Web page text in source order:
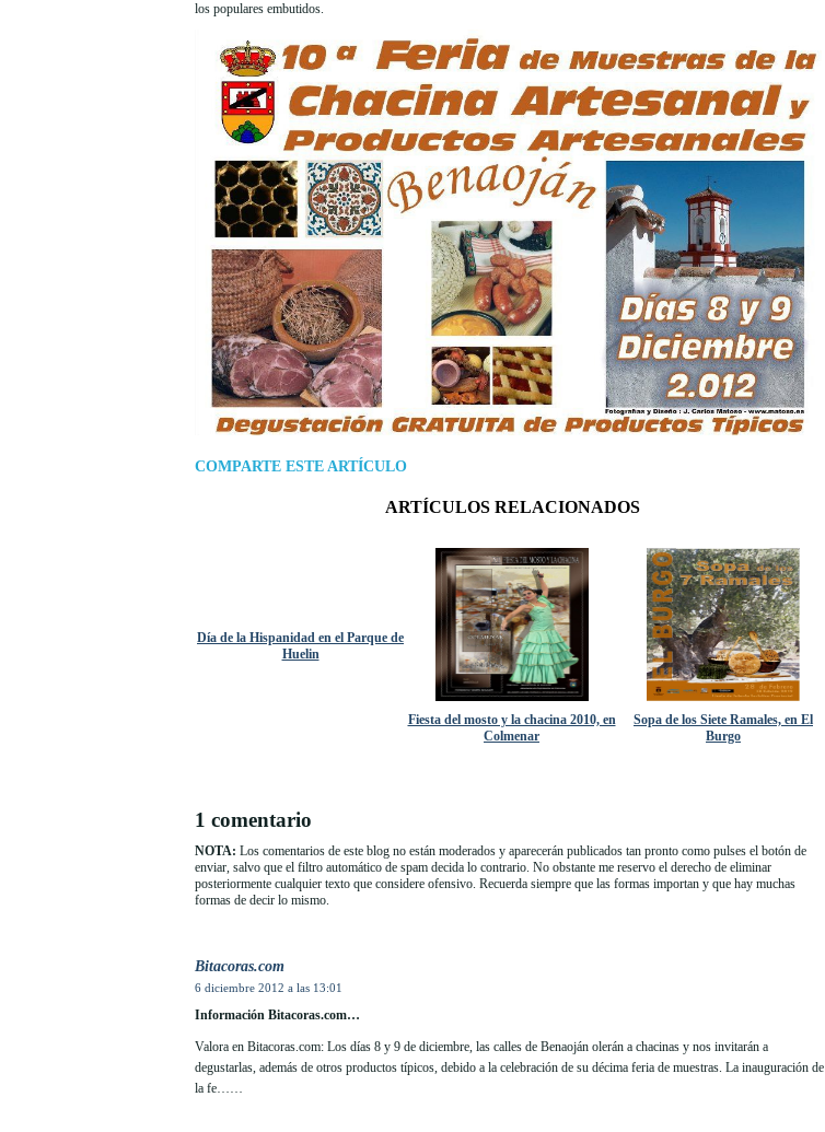
los populares embutidos.
COMPARTE ESTE ARTÍCULO
ARTÍCULOS RELACIONADOS
Día de la Hispanidad en el Parque de
Huelin
Fiesta del mosto y la chacina 2010, en
Colmenar
Sopa de los Siete Ramales, en El
Burgo
1 comentario
NOTA: Los comentarios de este blog no están moderados y aparecerán publicados tan pronto como pulses el botón de
enviar, salvo que el filtro automático de spam decida lo contrario. No obstante me reservo el derecho de eliminar
posteriormente cualquier texto que considere ofensivo. Recuerda siempre que las formas importan y que hay muchas
formas de decir lo mismo.
Bitacoras.com
6 diciembre 2012 a las 13:01
Información Bitacoras.com…
Valora en Bitacoras.com: Los días 8 y 9 de diciembre, las calles de Benaoján olerán a chacinas y nos invitarán a
degustarlas, además de otros productos típicos, debido a la celebración de su décima feria de muestras. La inauguración de
la fe……